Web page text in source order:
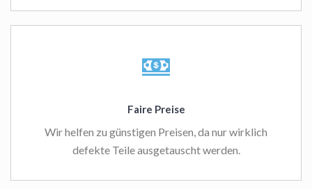
Faire Preise
Wir helfen zu günstigen Preisen, da nur wirklich
defekte Teile ausgetauscht werden.